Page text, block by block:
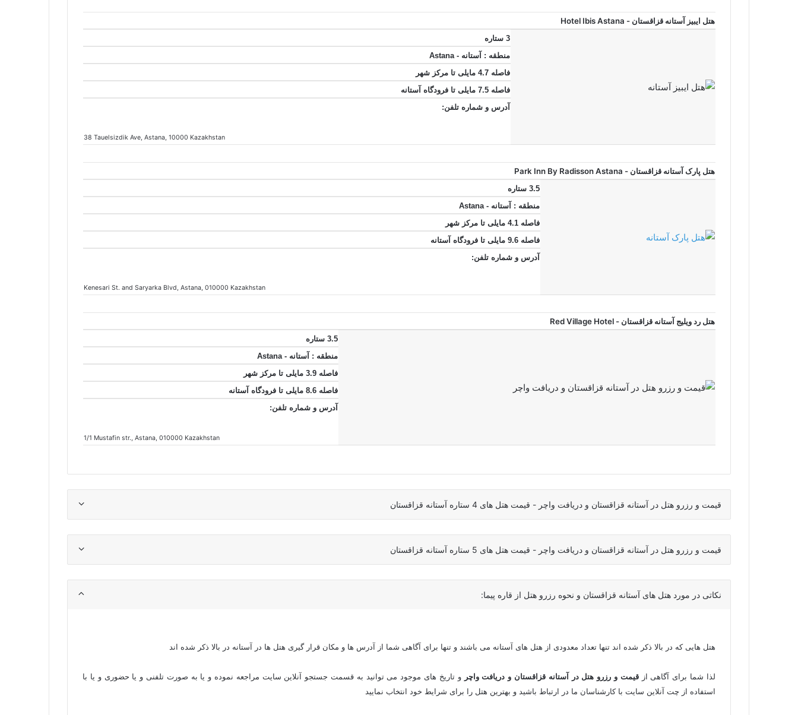
هتل ایبیز آستانه قزاقستان - Hotel Ibis Astana
3 ستاره
منطقه : آستانه - Astana
فاصله 4.7 مایلی تا مرکز شهر
فاصله 7.5 مایلی تا فرودگاه آستانه
آدرس و شماره تلفن:
38 Tauelsizdik Ave, Astana, 10000 Kazakhstan
هتل پارک آستانه قزاقستان - Park Inn By Radisson Astana
3.5 ستاره
منطقه : آستانه - Astana
فاصله 4.1 مایلی تا مرکز شهر
فاصله 9.6 مایلی تا فرودگاه آستانه
آدرس و شماره تلفن:
Kenesari St. and Saryarka Blvd, Astana, 010000 Kazakhstan
هتل رد ویلیج آستانه قزاقستان - Red Village Hotel
3.5 ستاره
منطقه : آستانه - Astana
فاصله 3.9 مایلی تا مرکز شهر
فاصله 8.6 مایلی تا فرودگاه آستانه
آدرس و شماره تلفن:
1/1 Mustafin str., Astana, 010000 Kazakhstan
قیمت و رزرو هتل در آستانه قزاقستان و دریافت واچر - قیمت هتل های 4 ستاره آستانه قزاقستان
قیمت و رزرو هتل در آستانه قزاقستان و دریافت واچر - قیمت هتل های 5 ستاره آستانه قزاقستان
نکاتی در مورد هتل های آستانه قزاقستان و نحوه رزرو هتل از قاره پیما:
هتل هایی که در بالا ذکر شده اند تنها تعداد معدودی از هتل های آستانه می باشند و تنها برای آگاهی شما از آدرس ها و مکان قرار گیری هتل ها در آستانه در بالا ذکر شده اند
لذا شما برای آگاهی ازقیمت و رزرو هتل در آستانه قزاقستان و دریافت واچر و تاریخ های موجود می توانید به قسمت جستجو آنلاین سایت مراجعه نموده و یا به صورت تلفنی و یا حضوری و یا با
استفاده از چت آنلاین سایت با کارشناسان ما در ارتباط باشید و بهترین هتل را برای شرایط خود انتخاب نمایید